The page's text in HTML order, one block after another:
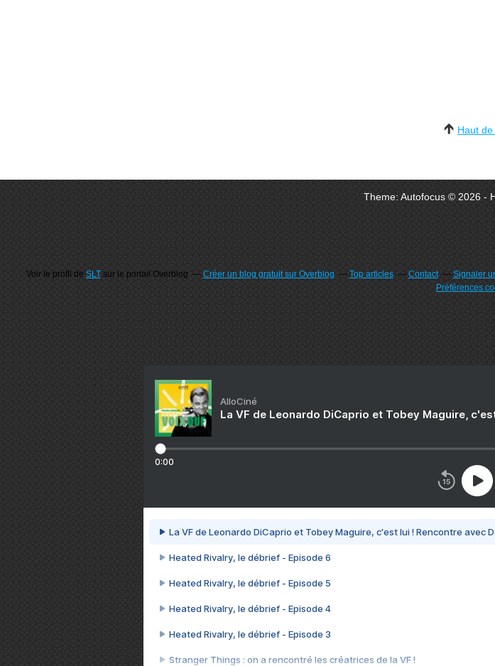
Haut
Theme: Autofocus © 2026 -
Voir le profil deSLTsur le portail Overblog Créer un blog gratuit sur Overblog Top articles Contact Signaler
Préférences
AlloCiné
La VF de Leonardo DiCaprio et Tobey Maguire,
0:00
La VF de Leonardo DiCaprio et Tobey Maguire, c'est lui ! Rencontre avec
Heated Rivalry, le débrief - Episode 6
Heated Rivalry, le débrief - Episode 5
Heated Rivalry, le débrief - Episode 4
Heated Rivalry, le débrief - Episode 3
Stranger Things : on a rencontré les créatrices de la VF !